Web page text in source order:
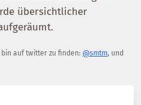
übersichtlicher
bin auf twitter zu finden: @smtm, und